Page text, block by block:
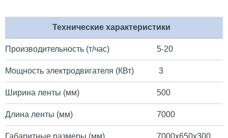
Технические характеристики
Производительность (т/час) 5-20
Мощность электродвигателя (КВт) 3
Ширина ленты (мм) 500
Длина ленты (мм) 7000
Габаритные размеры (мм) 7000х650х300